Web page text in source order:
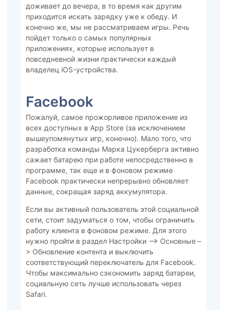
доживает до вечера, в то время как другим
приходится искать зарядку уже к обеду. И
конечно же, мы не рассматриваем игры. Речь
пойдет только о самых популярных
приложениях, которые использует в
повседневной жизни практически каждый
владелец iOS-устройства.
Facebook
Пожалуй, самое прожорливое приложение из
всех доступных в App Store (за исключением
вышеупомянутых игр, конечно). Мало того, что
разработка команды Марка Цукерберга активно
сажает батарею при работе непосредственно в
программе, так еще и в фоновом режиме
Facebook практически непрерывно обновляет
данные, сокращая заряд аккумулятора.
Если вы активный пользователь этой социальной
сети, стоит задуматься о том, чтобы ограничить
работу клиента в фоновом режиме. Для этого
нужно пройти в раздел Настройки –> Основные –
> Обновление контента и выключить
соответствующий переключатель для Facebook.
Чтобы максимально сэкономить заряд батареи,
социальную сеть лучше использовать через
Safari.